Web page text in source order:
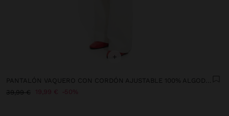
+
PANTALÓN VAQUERO CON CORDÓN AJUSTABLE 100% ALGODÓN
39,99 €
19,99 € 50%